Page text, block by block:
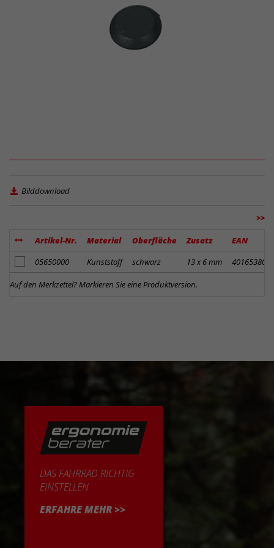
Bilddownload
>>
Artikel-Nr. Material Oberfläche Zusatz
EAN
Artikel zum Merkzettel hinzufügen
05650000 Kunststoff schwarz 13 x 6 mm
Auf den Merkzettel? Markieren Sie eine Produktversion.
DAS FAHRRAD RICHTIG
EINSTELLEN
ERFAHRE MEHR >>